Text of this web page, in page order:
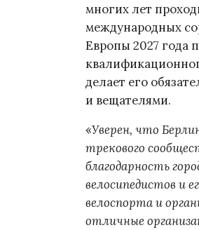
многих лет
международных
Европы 2027 года
делает его
и вещателями.
«Уверен, что
трекового
благодарность
велосипедистов и
велоспорта и
отличные